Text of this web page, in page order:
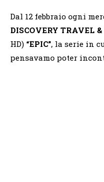
Dal 12 febbraio ogni
DISCOVERY TRAVEL
HD) “EPIC”, la serie in
pensavamo poter